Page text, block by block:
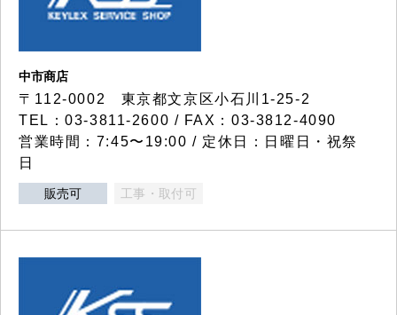
中市商店
〒112-0002 東京都文京区小石川1-25-2
TEL：03-3811-2600 / FAX：03-3812-4090
営業時間：7:45〜19:00 / 定休日：日曜日・祝祭
日
販売可 工事・取付可